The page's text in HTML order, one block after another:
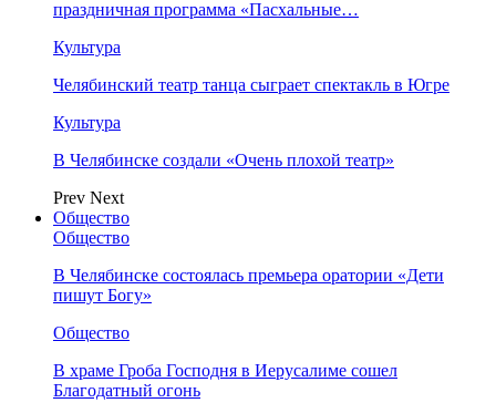
праздничная программа «Пасхальные…
Культура
Челябинский театр танца сыграет спектакль в Югре
Культура
В Челябинске создали «Очень плохой театр»
Prev Next
Общество
Общество
В Челябинске состоялась премьера оратории «Дети
пишут Богу»
Общество
В храме Гроба Господня в Иерусалиме сошел
Благодатный огонь